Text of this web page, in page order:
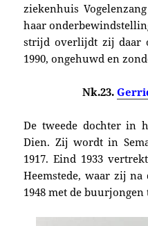
zie­ken­huis
haar
strijd overlijdt zij daar
1990, ongehuwd en
Nk.23.
De tweede dochter in
Dien. Zij wordt in
1917. Eind 1933
Heemstede, waar zij
1948 met de